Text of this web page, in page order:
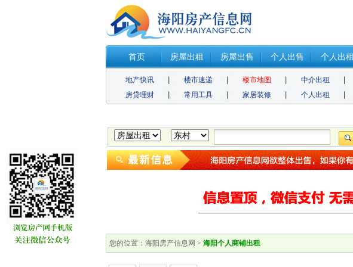
首页 房屋出租 房屋出售 个人出售 个人出租
地产快讯 楼市速递 楼市地图 中介出租
房贷理财
常用工具 家居装修 个人出租
您的位置： 海阳房产信息网 > 海阳个人商铺出租